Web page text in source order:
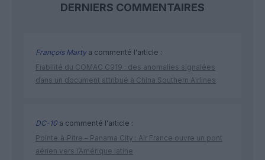
DERNIERS COMMENTAIRES
François Martya commenté l'article :
Fiabilité du COMAC C919 : des anomalies signalées
dans un document attribué à China Southern Airlines
DC-10 a commenté l'article :
Pointe‑à‑Pitre – Panama City : Air France ouvre un pont
aérien vers l’Amérique latine